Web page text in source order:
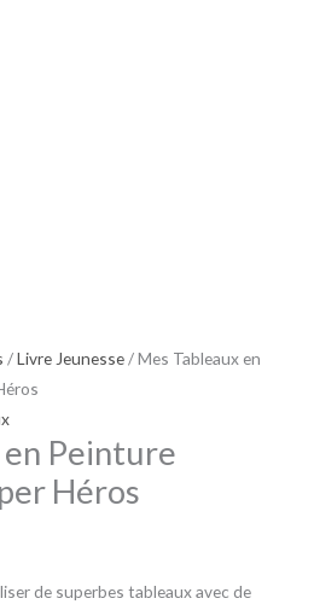
/Livre Jeunesse/ Mes Tableaux en
en Peinture
Héros
de superbes tableaux avec de